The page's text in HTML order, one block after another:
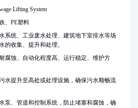
Lifting System
、PE塑料
系统、工业废水处理、建筑地下室排水等场
的收集、提升和处理。
腐蚀、自动化程度高、运行稳定、维护方
水提升至高处或处理设施，确保污水顺畅流
泵、管道和控制系统，防止堵塞和腐蚀，确